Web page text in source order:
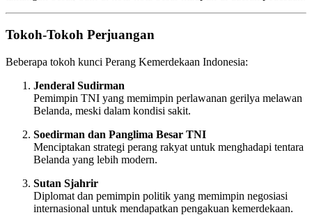
Tokoh-Tokoh Perjuangan
Beberapa tokoh kunci Perang Kemerdekaan Indonesia:
Jenderal Sudirman
Pemimpin TNI yang memimpin perlawanan gerilya melawan
Belanda, meski dalam kondisi sakit.
Soedirman dan Panglima Besar TNI
Menciptakan strategi perang rakyat untuk menghadapi tentara
Belanda yang lebih modern.
Sutan Sjahrir
Diplomat dan pemimpin politik yang memimpin negosiasi
internasional untuk mendapatkan pengakuan kemerdekaan.